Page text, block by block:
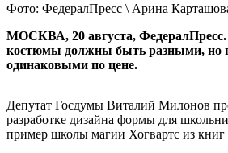
Фото: ФедералПресс \ Арина
МОСКВА, 20 августа, ФедералПресс.
костюмы должны быть разными, но
одинаковыми по цене.
Депутат Госдумы Виталий Милонов
разработке дизайна формы для
пример школы магии Хогвартс из книг